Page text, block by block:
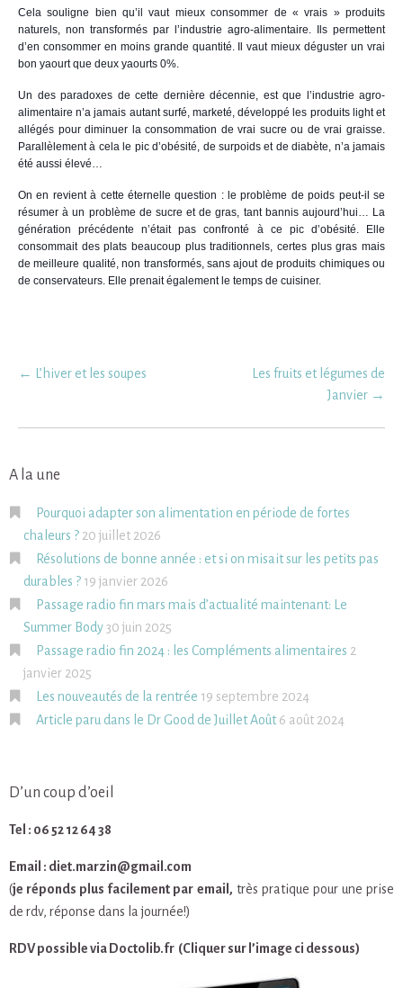
Cela souligne bien qu’il vaut mieux consommer de « vrais » produits
naturels, non transformés par l’industrie agro-alimentaire. Ils permettent
d’en consommer en moins grande quantité. Il vaut mieux déguster un vrai
bon yaourt que deux yaourts 0%.
Un des paradoxes de cette dernière décennie, est que l’industrie agro-
alimentaire n’a jamais autant surfé, marketé, développé les produits light et
allégés pour diminuer la consommation de vrai sucre ou de vrai graisse.
Parallèlement à cela le pic d’obésité, de surpoids et de diabète, n’a jamais
été aussi élevé…
On en revient à cette éternelle question : le problème de poids peut-il se
résumer à un problème de sucre et de gras, tant bannis aujourd’hui… La
génération précédente n’était pas confronté à ce pic d’obésité. Elle
consommait des plats beaucoup plus traditionnels, certes plus gras mais
de meilleure qualité, non transformés, sans ajout de produits chimiques ou
de conservateurs. Elle prenait également le temps de cuisiner.
Post
← L’hiver et les soupes
Les fruits et légumes de
Janvier →
A la une
Pourquoi adapter son alimentation en période de fortes
chaleurs ? 20 juillet 2026
Résolutions de bonne année : et si on misait sur les petits pas
durables ? 19 janvier 2026
Passage radio fin mars mais d’actualité maintenant: Le
Summer Body30 juin 2025
Passage radio fin 2024 : les Compléments alimentaires 2
janvier 2025
Les nouveautés de la rentrée 19 septembre 2024
Article paru dans le Dr Good de Juillet Août 6 août 2024
D’un coup d’oeil
Tel : 06 52 12 64 38
Email : diet.marzin@gmail.com
(je réponds plus facilement par email, très pratique pour une prise
de rdv, réponse dans la journée!)
RDV possible via Doctolib.fr (Cliquer sur l’image ci dessous)